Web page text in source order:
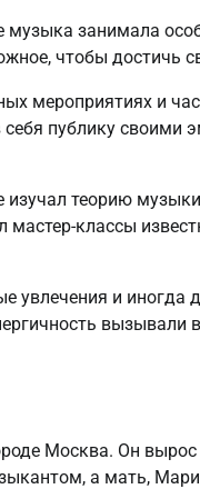
занимала
чтобы достичь
мероприятиях и
себя публику
теорию
классы
увлечения и иногда
вызывали
Москва. Он
а мать,